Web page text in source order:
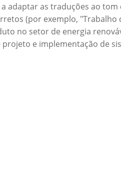
adaptar as traduções ao tom
(por exemplo, "Trabalho
no setor de energia
e implementação de